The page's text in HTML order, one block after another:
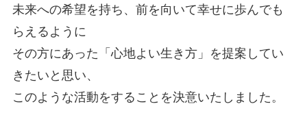
未来への希望を持ち、前を向いて幸せに歩んでも
らえるように
その方にあった「心地よい生き方」を提案してい
きたいと思い、
このような活動をすることを決意いたしました。